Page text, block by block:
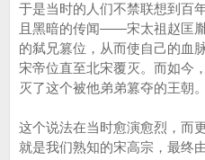
于是当时的人们不禁联想到百
且黑暗的传闻——宋太祖赵匡
的弑兄篡位，从而使自己的血
宋帝位直至北宋覆灭。而如今
灭了这个被他弟弟篡夺的王朝。
这个说法在当时愈演愈烈，而
就是我们熟知的宋高宗，最终